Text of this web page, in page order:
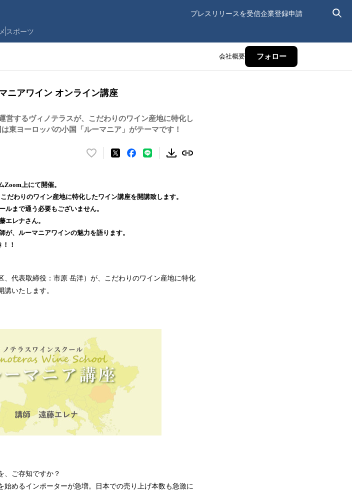
プレスリリースを受信企業登録申請
スポーツ
会社概要 フォロー
ニアワイン オンライン講座
営するヴィノテラスが、こだわりのワイン産地に特化し
東ヨーロッパの小国「ルーマニア」がテーマです！
い
数
を
み
で
す
上にて開催。
だわりのワイン産地に特化したワイン講座を開講致します。
まで通う必要もございません。
エレナさん。
、ルーマニアワインの魅力を語ります。
！
代表取締役：市原 岳洋）が、こだわりのワイン産地に特化
いたします。
、ご存知ですか？
めるインポーターが急増。日本での売り上げ本数も急激に